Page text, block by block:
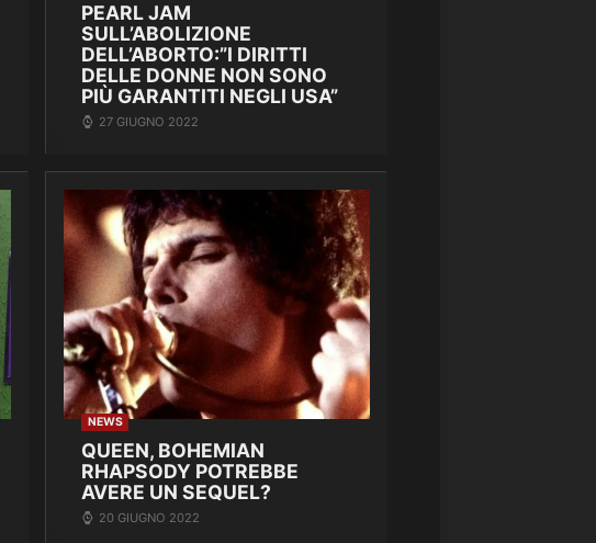
PEARL JAM
SULL’ABOLIZIONE
DELL’ABORTO:”I DIRITTI
DELLE DONNE NON SONO
PIÙ GARANTITI NEGLI USA”
27 GIUGNO 2022
NEWS
QUEEN, BOHEMIAN
RHAPSODY POTREBBE
AVERE UN SEQUEL?
20 GIUGNO 2022